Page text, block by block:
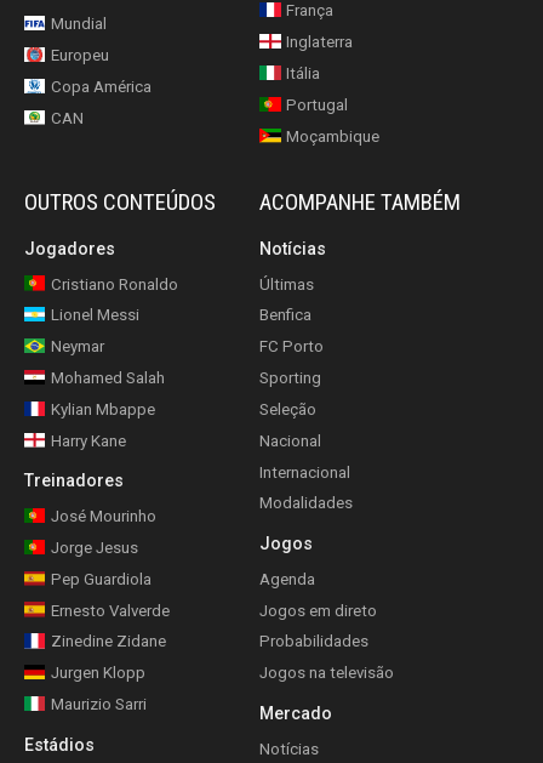
Mundial
Europeu
Copa América
CAN
França
Inglaterra
Itália
Portugal
Moçambique
OUTROS CONTEÚDOS
Jogadores
Cristiano Ronaldo
Lionel Messi
Neymar
Mohamed Salah
Kylian Mbappe
Harry Kane
Treinadores
José Mourinho
Jorge Jesus
Pep Guardiola
Ernesto Valverde
Zinedine Zidane
Jurgen Klopp
Maurizio Sarri
Estádios
ACOMPANHE TAMBÉM
Notícias
Últimas
Benfica
FC Porto
Sporting
Seleção
Nacional
Internacional
Modalidades
Jogos
Agenda
Jogos em direto
Probabilidades
Jogos na televisão
Mercado
Notícias